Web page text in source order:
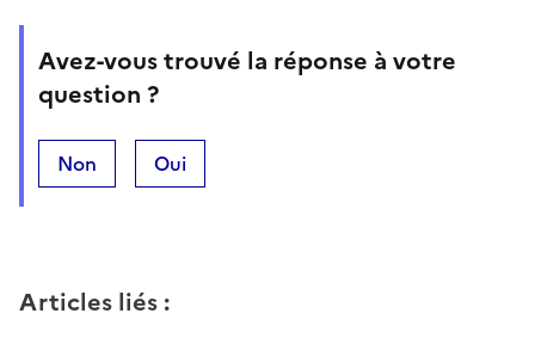
Avez-vous trouvé la réponse à votre
question ?
Non Oui
Articles liés :